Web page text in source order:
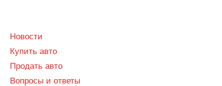
Новости
Купить авто
Продать авто
Вопросы и ответы